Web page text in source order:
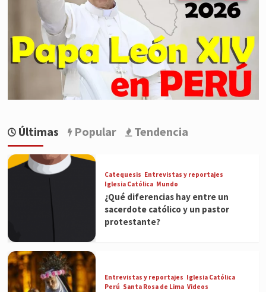
Últimas Popular Tendencia
Catequesis Entrevistas y reportajes
Iglesia Católica Mundo
¿Qué diferencias hay entre un
sacerdote católico y un pastor
protestante?
Entrevistas y reportajes Iglesia Católica
Perú Santa Rosa de Lima Videos